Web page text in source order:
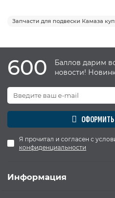
Запчасти для подвески Камаза
600
Баллов дарим
новости!
Я прочитал и согласен с
конфиденциальности
Информация